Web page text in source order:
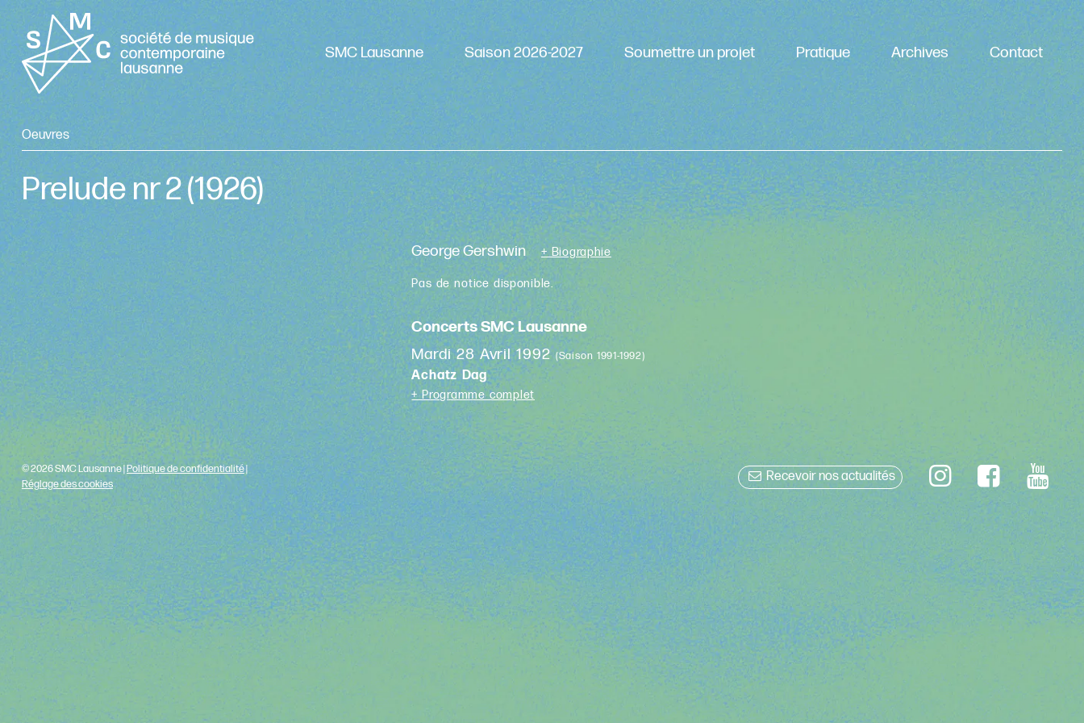
SMC Lausanne Saison 2026-2027 Soumettre un projet Pratique Archives Contact
Oeuvres
Prelude nr 2(1926)
George Gershwin + Biographie
Pas de notice disponible.
Concerts SMC Lausanne
Mardi 28 Avril 1992(Saison 1991-1992)
Achatz Dag
+ Programme complet
Recevoir nos actualités
© 2026 SMC Lausanne |Politique de confidentialité|
Réglage des cookies